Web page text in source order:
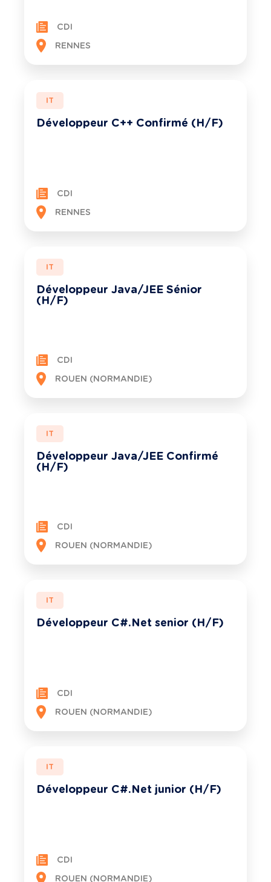
CDI
RENNES
IT
Développeur C++ Confirmé (H/F)
CDI
RENNES
IT
Développeur Java/JEE Sénior
(H/F)
CDI
ROUEN (NORMANDIE)
IT
Développeur Java/JEE Confirmé
(H/F)
CDI
ROUEN (NORMANDIE)
IT
Développeur C#.Net senior (H/F)
CDI
ROUEN (NORMANDIE)
IT
Développeur C#.Net junior (H/F)
CDI
ROUEN (NORMANDIE)